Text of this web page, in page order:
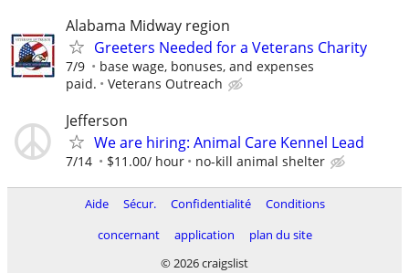
Alabama Midway region
Greeters Needed for a Veterans Charity
7/9
base wage, bonuses, and expenses
paid.
Veterans Outreach
Jefferson
We are hiring: Animal Care Kennel Lead
7/14 $11.00/ hour no-kill animal shelter
Aide Sécur. Confidentialité
Conditions
concernant
application
plan du site
© 2026 craigslist